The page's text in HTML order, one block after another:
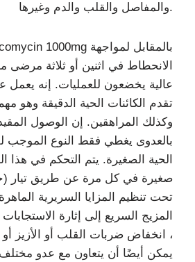
والمفاصل والقلب والدم وغيرها.
الانحطاط في اثنين أو ثلاثة مرضى
عالية يخضعون للعمليات. إنه
تقدم الكائنات الحية الدقيقة وهو
وكذلك المراهقين. إن الوصول
بالعدوى يغطي فقط النوع الموجب
الحية الصغيرة. يتم التحكم في هذا
صغيرة في كل مرة عن طريق تيار
تحت تنظيم المزايا السريرية
المزيج السريع إلى إثارة
، انخفاض ضربات القلب أو الأزيز أو
يمكن أيضًا أن يتعاون مع عدو